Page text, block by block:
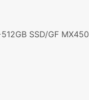
SSD/GF MX450